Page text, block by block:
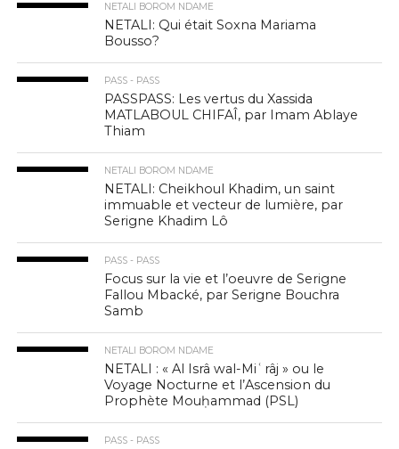
NETALI BOROM NDAME
NETALI: Qui était Soxna Mariama
Bousso?
PASS - PASS
PASSPASS: Les vertus du Xassida
MATLABOUL CHIFAÎ, par Imam Ablaye
Thiam
NETALI BOROM NDAME
NETALI: Cheikhoul Khadim, un saint
immuable et vecteur de lumière, par
Serigne Khadim Lô
PASS - PASS
Focus sur la vie et l’oeuvre de Serigne
Fallou Mbacké, par Serigne Bouchra
Samb
NETALI BOROM NDAME
NETALI : « Al Isrâ wal-Miʿrâj » ou le
Voyage Nocturne et l’Ascension du
Prophète Mouḥammad (PSL)
PASS - PASS